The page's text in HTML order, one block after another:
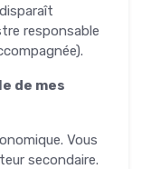
responsable
de mes
Vous
secondaire.